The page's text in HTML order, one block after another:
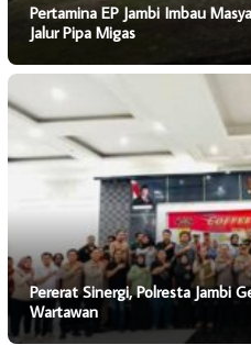
Pertamina EP Jambi Imbau
Jalur Pipa Migas
Pererat Sinergi, Polresta Jambi
Wartawan